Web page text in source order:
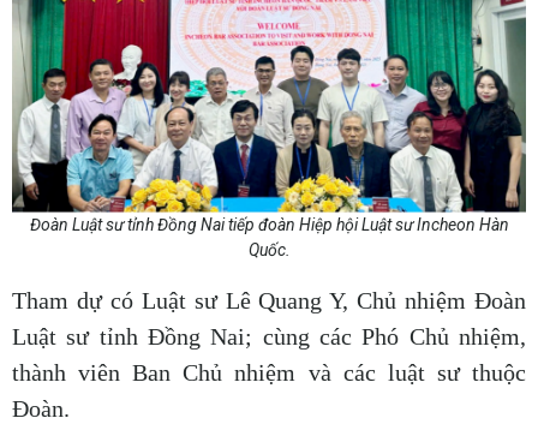
Đoàn Luật sư tỉnh Đồng Nai tiếp đoàn Hiệp hội Luật sư Incheon Hàn
Quốc.
Tham dự có Luật sư Lê Quang Y, Chủ nhiệm Đoàn
Luật sư tỉnh Đồng Nai; cùng các Phó Chủ nhiệm,
thành viên Ban Chủ nhiệm và các luật sư thuộc
Đoàn.